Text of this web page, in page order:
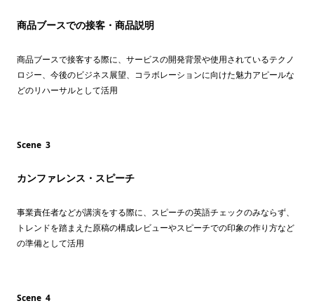
商品ブースでの接客・商品説明
商品ブースで接客する際に、サービスの開発背景や使用されているテクノ
ロジー、今後のビジネス展望、コラボレーションに向けた魅力アピールな
どのリハーサルとして活用
Scene 3
カンファレンス・スピーチ
事業責任者などが講演をする際に、スピーチの英語チェックのみならず、
トレンドを踏まえた原稿の構成レビューやスピーチでの印象の作り方など
の準備として活用
Scene 4